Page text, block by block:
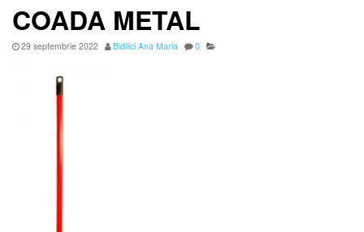
COADA METAL
29 septembrie 2022 Bidilici Ana Maria 0